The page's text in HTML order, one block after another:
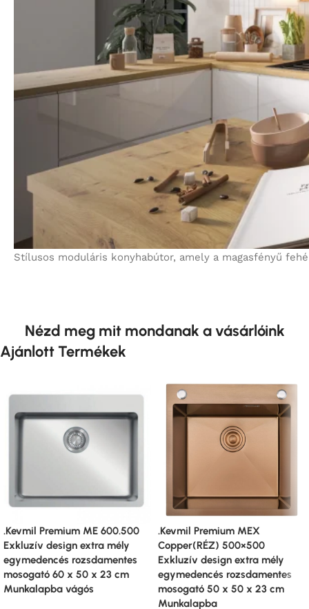
Stílusos moduláris konyhabútor, amely a magasfényű
Nézd meg mit mondanak a vásárlóink
Ajánlott Termékek
.Kevmil Premium ME 600.500
Exkluzív design extra mély
egymedencés rozsdamentes
mosogató 60 x 50 x 23 cm
Munkalapba vágós
.Kevmil Premium MEX
Copper(RÉZ) 500×500
Exkluzív design extra mély
egymedencés rozsdamentes
mosogató 50 x 50 x 23 cm
Munkalapba